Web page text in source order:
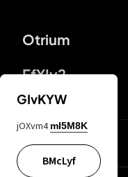
Otrium
FfYIy2
ZbBJcb
GIvKYW
jOXvm4 mI5M8K
BMcLyf